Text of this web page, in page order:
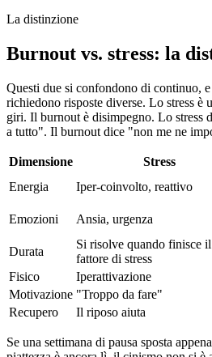
La distinzione
Burnout vs. stress: la
Questi due si confondono di continuo,
richiedono risposte diverse. Lo stress è
giri. Il burnout è disimpegno. Lo stress
a tutto". Il burnout dice "non me ne
Dimensione Stress
Energia
Iper-coinvolto, reattivo
Emozioni
Ansia, urgenza
Durata
Si risolve quando finisce il
fattore di stress
Fisico
Iperattivazione
Motivazione "Troppo da fare"
Recupero
Il riposo aiuta
Se una settimana di pausa sposta